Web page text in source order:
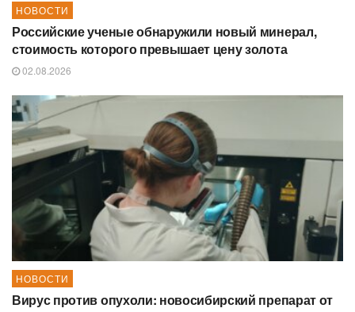
НОВОСТИ
Российские ученые обнаружили новый минерал,
стоимость которого превышает цену золота
02.08.2026
НОВОСТИ
Вирус против опухоли: новосибирский препарат от